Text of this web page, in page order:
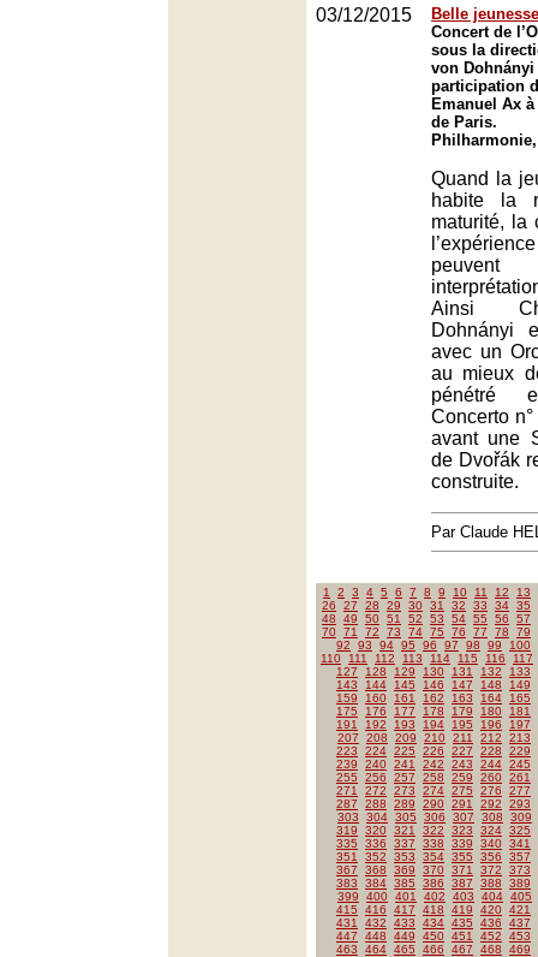
03/12/2015
Belle jeunesse
Concert de
sous la
von Dohnányi
participation
Emanuel Ax
de Paris.
Quand la
habite la
maturité, la
peuvent
Ainsi
Dohnányi
avec un
au mieux
pénétré
Concerto
avant une
de Dvořák
construite.
Par Claude
1 2 3 4 5 6 7 8 9 10 11 12
13
26
27 28 29 30 31 32 33 34 35
48
49 50 51 52 53 54 55 56
57
70 71 72 73 74 75 76 77 78
79
92
93 94 95 96 97 98 99
100
110
111 112 113 114 115 116
117
127
128 129 130 131 132
133
143
144 145 146 147 148
149
159
160 161 162 163 164
165
175
176 177 178 179 180
181
191
192 193 194 195 196
197
207
208 209 210 211 212
213
223
224 225 226 227 228
229
239
240 241 242 243 244 245
255
256 257 258 259 260 261
271
272 273 274 275 276
277
287
288 289 290 291 292
293
303
304 305 306 307 308
309
319
320 321 322 323 324 325
335
336 337 338 339 340 341
351
352 353 354 355 356
357
367
368 369 370 371 372
373
383
384 385 386 387 388
389
399
400 401 402 403 404 405
415
416 417 418 419 420 421
431
432 433 434 435 436
437
447
448 449 450 451 452
453
463
464 465 466 467 468 469